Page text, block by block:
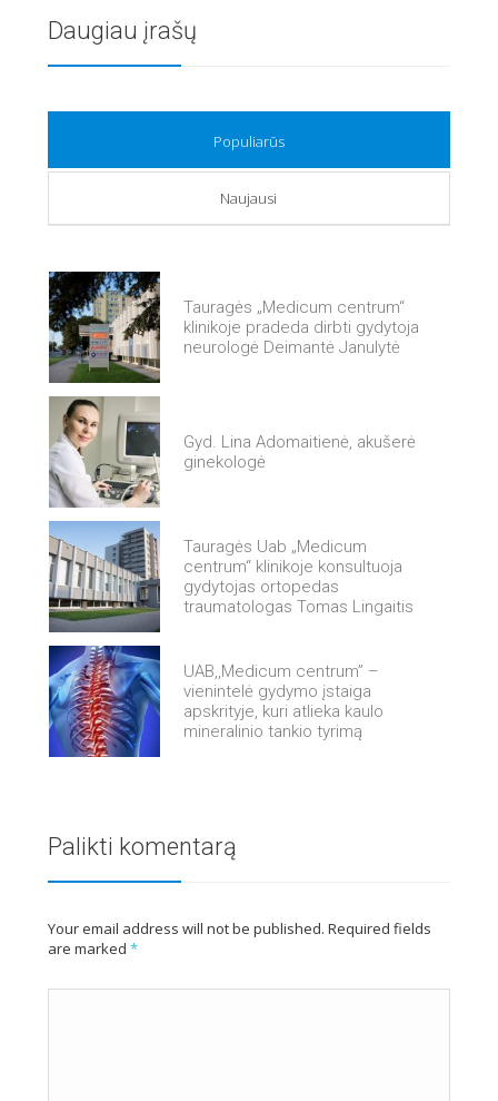
Daugiau įrašų
Populiarūs
Naujausi
Tauragės „Medicum centrum“
klinikoje pradeda dirbti gydytoja
neurologė Deimantė Janulytė
Gyd. Lina Adomaitienė, akušerė
ginekologė
Tauragės Uab „Medicum
centrum“ klinikoje konsultuoja
gydytojas ortopedas
traumatologas Tomas Lingaitis
UAB,,Medicum centrum” –
vienintelė gydymo įstaiga
apskrityje, kuri atlieka kaulo
mineralinio tankio tyrimą
Palikti komentarą
Your email address will not be published. Required fields
are marked*